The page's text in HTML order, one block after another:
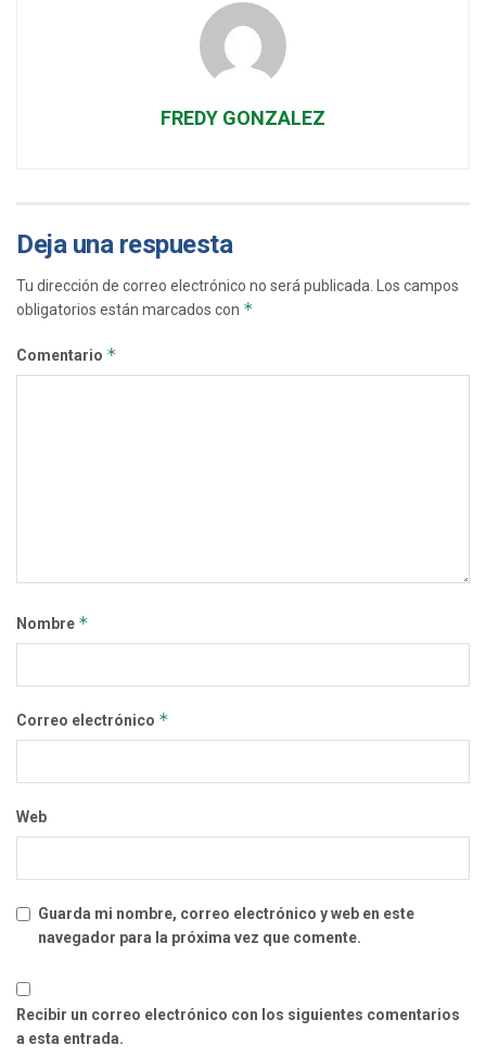
FREDY GONZALEZ
Deja una respuesta
Tu dirección de correo electrónico no será publicada.
Los campos
obligatorios están marcados con *
Comentario *
Nombre *
Correo electrónico *
Web
Guarda mi nombre, correo electrónico y web en este
navegador para la próxima vez que comente.
Recibir un correo electrónico con los siguientes comentarios
a esta entrada.